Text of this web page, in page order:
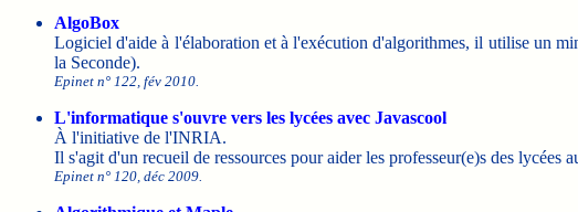
AlgoBox
Logiciel d'aide à l'élaboration et à l'exécution d'algorithmes, il utilise un
la Seconde).
Epinet n° 122, fév 2010.
L'informatique s'ouvre vers les lycées avec Javascool
À l'initiative de l'INRIA.
Il s'agit d'un recueil de ressources pour aider les professeur(e)s des lycées
Epinet n° 120, déc 2009.